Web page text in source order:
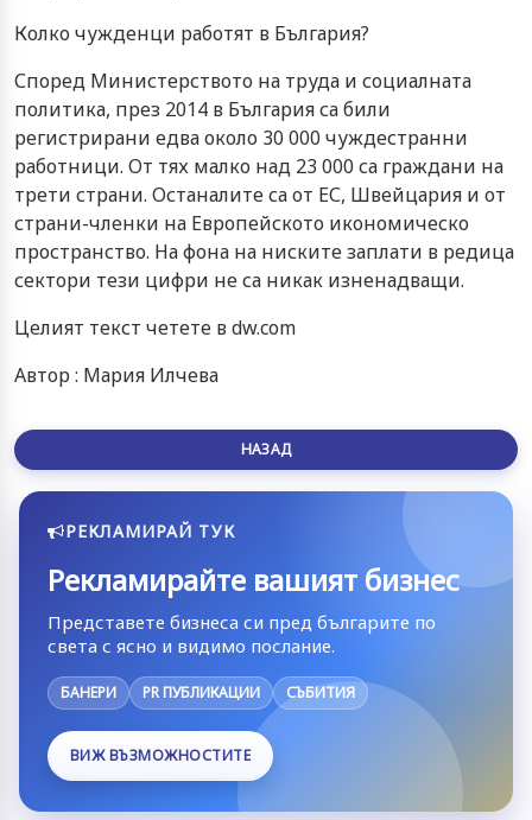
Колко чужденци работят в България?
Според Министерството на труда и социалната
политика, през 2014 в България са били
регистрирани едва около 30 000 чуждестранни
работници. От тях малко над 23 000 са граждани на
трети страни. Останалите са от ЕС, Швейцария и от
страни-членки на Европейското икономическо
пространство. На фона на ниските заплати в редица
сектори тези цифри не са никак изненадващи.
Целият текст четете в dw.com
Автор : Мария Илчева
НАЗАД
РЕКЛАМИРАЙ ТУК
Рекламирайте вашият бизнес
Представете бизнеса си пред българите по
света с ясно и видимо послание.
БАНЕРИ PR ПУБЛИКАЦИИ СЪБИТИЯ
ВИЖ ВЪЗМОЖНОСТИТЕ